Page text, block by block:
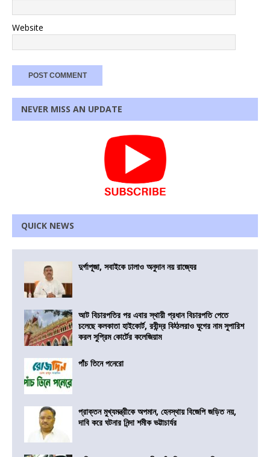
Website
NEVER MISS AN UPDATE
QUICK NEWS
দুর্গাপূজা, সবাইকে ঢালাও অনুদান নয় রাজ্যের
আট বিচারপতির পর এবার স্থায়ী প্রধান বিচারপতি পেতে
চলেছে কলকাতা হাইকোর্ট, রবীন্দ্র বিঠ্ঠলরাও ঘুগের নাম সুপারিশ
করল সুপ্রিম কোর্টের কলেজিয়াম
পাঁচ তিনে পনেরো
প্রাক্তন মুখ্যমন্ত্রীকে অপমান, হেনস্থায় বিজেপি জড়িত নয়,
দাবি করে ঘটনার নিন্দা শমীক ভট্টাচার্যর